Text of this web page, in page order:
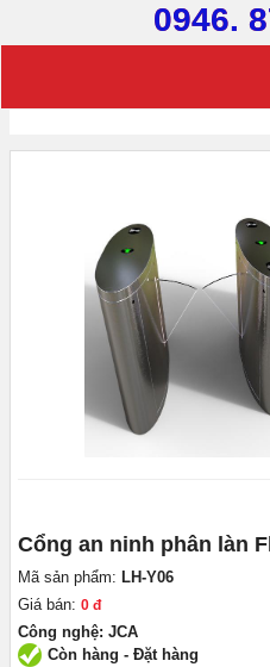
0946.
Cổng an ninh phân làn
Mã sản phẩm: LH-Y06
Giá bán:0 đ
Công nghệ: JCA
Còn hàng - Đặt hàng